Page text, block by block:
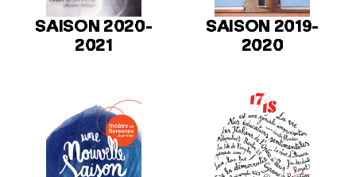
SAISON 2020-
2021
SAISON 2019-
2020